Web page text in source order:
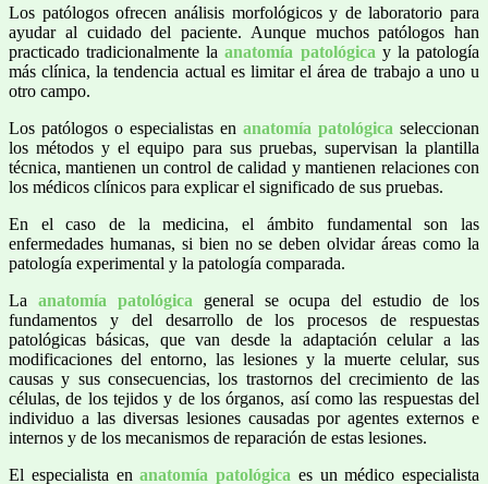
Los patólogos ofrecen análisis morfológicos y de laboratorio para
ayudar al cuidado del paciente. Aunque muchos patólogos han
practicado tradicionalmente laanatomía patológica y la patología
más clínica, la tendencia actual es limitar el área de trabajo a uno u
otro campo.
Los patólogos o especialistas en anatomía patológica seleccionan
los métodos y el equipo para sus pruebas, supervisan la plantilla
técnica, mantienen un control de calidad y mantienen relaciones con
los médicos clínicos para explicar el significado de sus pruebas.
En el caso de la medicina, el ámbito fundamental son las
enfermedades humanas, si bien no se deben olvidar áreas como la
patología experimental y la patología comparada.
La anatomía patológica general se ocupa del estudio de los
fundamentos y del desarrollo de los procesos de respuestas
patológicas básicas, que van desde la adaptación celular a las
modificaciones del entorno, las lesiones y la muerte celular, sus
causas y sus consecuencias, los trastornos del crecimiento de las
células, de los tejidos y de los órganos, así como las respuestas del
individuo a las diversas lesiones causadas por agentes externos e
internos y de los mecanismos de reparación de estas lesiones.
El especialista enanatomía patológica es un médico especialista